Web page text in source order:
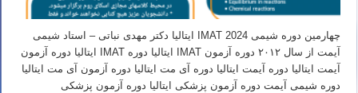
چهارمین دوره شیمی IMAT 2024 ایتالیا دکتر مهدی نباتی – استاد شیمی
آیمت از سال ۲۰۱۲ دوره آزمون IMAT ایتالیا دوره IMAT ایتالیا دوره آزمون
آیمت ایتالیا دوره آیمت ایتالیا دوره آی مت ایتالیا دوره آزمون آی مت ایتالیا
دوره شیمی آیمت دوره آزمون پزشکی ایتالیا دوره آزمون پزشکی